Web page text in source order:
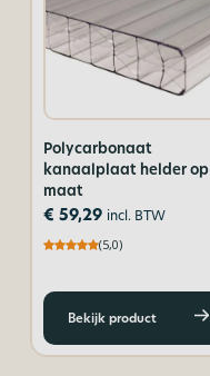
Polycarbonaat
kanaalplaat helder op
maat
€ 59,29 incl. BTW
(5,0)
Bekijk product